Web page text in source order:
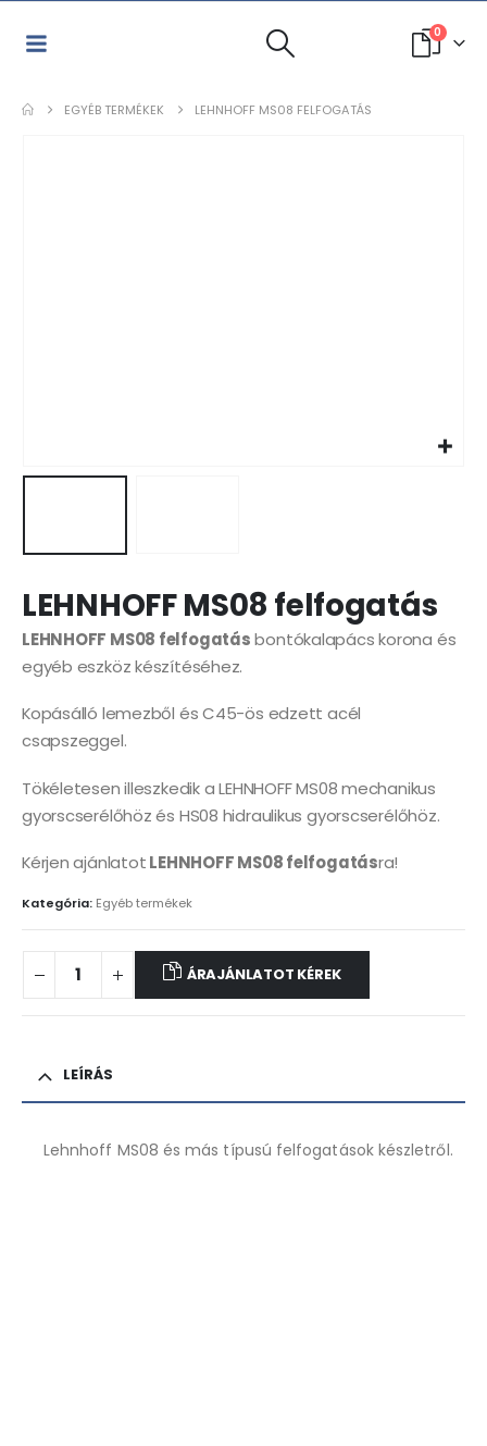
0
EGYÉB TERMÉKEK LEHNHOFF MS08 FELFOGATÁS
LEHNHOFF MS08 felfogatás
LEHNHOFF MS08 felfogatásbontókalapács korona és
egyéb eszköz készítéséhez.
Kopásálló lemezből és C45-ös edzett acél
csapszeggel.
Tökéletesen illeszkedik a LEHNHOFF MS08 mechanikus
gyorscserélőhöz és HS08 hidraulikus gyorscserélőhöz.
Kérjen ajánlatotLEHNHOFF MS08 felfogatásra!
Kategória: Egyéb termékek
ÁRAJÁNLATOT KÉREK
LEÍRÁS
Lehnhoff MS08 és más típusú felfogatások készletről.